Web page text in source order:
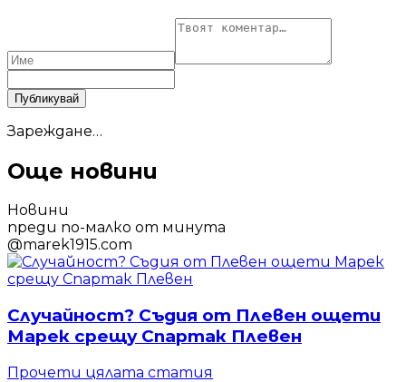
Публикувай
Зареждане…
Още новини
Новини
преди по-малко от минута
@marek1915.com
Случайност? Съдия от Плевен ощети
Марек срещу Спартак Плевен
Прочети цялата статия